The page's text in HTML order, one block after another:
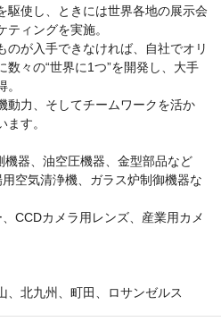
駆使し、ときには世界各地の展示会
ィングを実施。
が入手できなければ、自社でオリ
々の“世界に1つ”を開発し、大手
力、そしてチームワークを活か
す。
器、油空圧機器、金型部品など
空気清浄機、ガラス炉制御機器な
CCDカメラ用レンズ、産業用カメ
、北九州、町田、ロサンゼルス